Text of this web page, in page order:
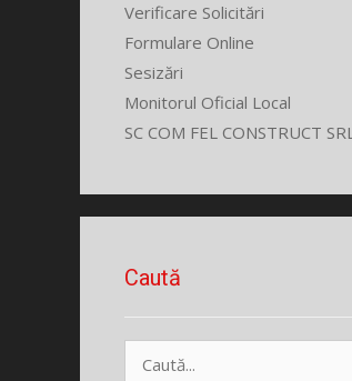
Verificare Solicitări
Formulare Online
Sesizări
Monitorul Oficial Local
SC COM FEL CONSTRUCT
Caută
după: